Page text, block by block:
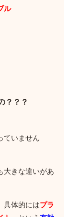
ル
？？？
ていません
大きな違いがあ
具体的にはプラ